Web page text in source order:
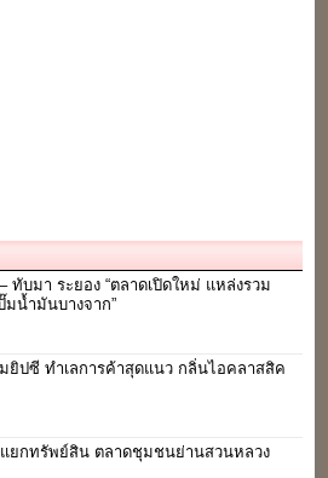
ทับมา ระยอง “ตลาดเปิดใหม่ แหล่งรวม
มน้ำมันบางจาก”
ยิปซี ทำเลการค้าสุดแนว กลิ่นไอคลาสสิค
ยกทรัพย์สิน ตลาดชุมชนย่านสวนหลวง